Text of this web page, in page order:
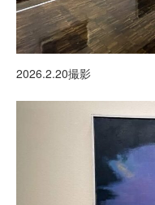
2026.2.20撮影